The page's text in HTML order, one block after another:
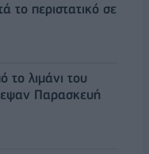
το περιστατικό σε
το λιμάνι του
Παρασκευή